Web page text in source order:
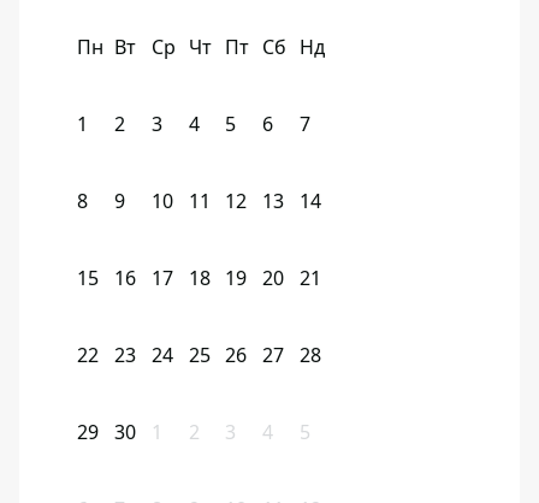
Пн Вт Ср Чт Пт Сб Нд
1 2 3 4 5 6 7
8 9 10 11 12 13 14
15 16 17 18 19 20 21
22 23 24 25 26 27 28
29 30 1 2 3 4 5